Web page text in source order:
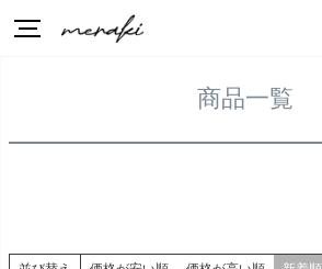
HOME 商品一覧
商品一覧
価格が安い順
価格が高い順
キーワードヒット順
検索